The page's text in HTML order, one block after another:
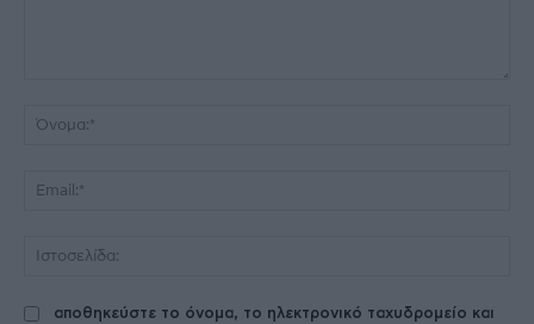
αποθηκεύστε το όνομα, το ηλεκτρονικό ταχυδρομείο και